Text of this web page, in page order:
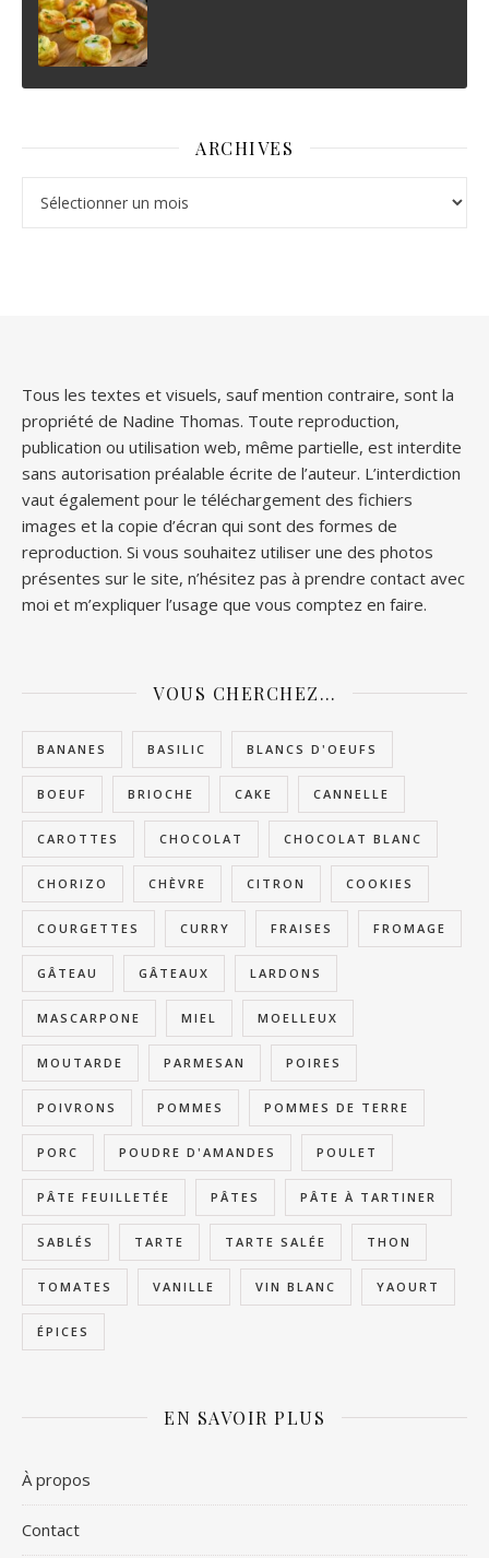
ARCHIVES
Tous les textes et visuels, sauf mention contraire, sont la
propriété de Nadine Thomas. Toute reproduction,
publication ou utilisation web, même partielle, est interdite
sans autorisation préalable écrite de l’auteur. L’interdiction
vaut également pour le téléchargement des fichiers
images et la copie d’écran qui sont des formes de
reproduction. Si vous souhaitez utiliser une des photos
présentes sur le site, n’hésitez pas à prendre contact avec
moi et m’expliquer l’usage que vous comptez en faire.
VOUS CHERCHEZ…
BANANES BASILIC BLANCS D'OEUFS
BOEUF BRIOCHE CAKE CANNELLE
CAROTTES CHOCOLAT CHOCOLAT BLANC
CHORIZO CHÈVRE CITRON COOKIES
COURGETTES CURRY FRAISES FROMAGE
GÂTEAU GÂTEAUX LARDONS
MASCARPONE MIEL MOELLEUX
MOUTARDE PARMESAN POIRES
POIVRONS POMMES POMMES DE TERRE
PORC POUDRE D'AMANDES POULET
PÂTE FEUILLETÉE PÂTES PÂTE À TARTINER
SABLÉS TARTE TARTE SALÉE THON
TOMATES VANILLE VIN BLANC YAOURT
ÉPICES
EN SAVOIR PLUS
À propos
Contact